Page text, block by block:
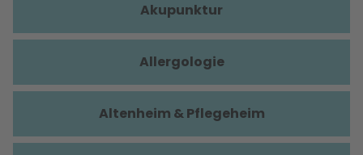
Akupunktur
Allergologie
Altenheim & Pflegeheim